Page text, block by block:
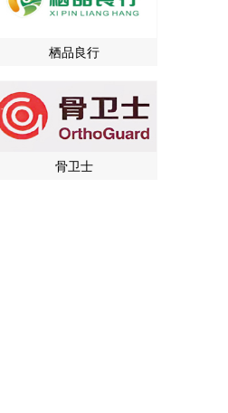
栖品良行
骨卫士